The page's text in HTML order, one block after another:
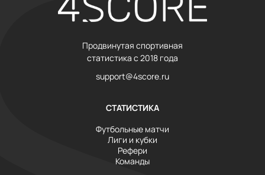
Продвинутая спортивная
статистика с 2018 года
support@4score.ru
СТАТИСТИКА
Футбольные матчи
Лиги и кубки
Рефери
Команды